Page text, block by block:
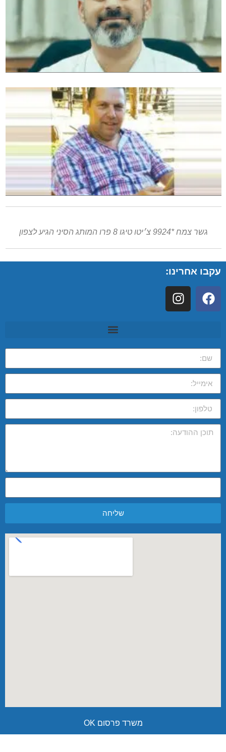
גשר צמח *9924 צ׳יטו טיגו 8 פרו המותג הסיני הגיע לצפון
עקבו אחרינו:
שליחה
משרד פרסום OK